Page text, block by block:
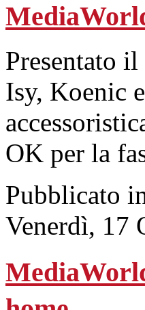
Presentato
Isy, Koenic
OK per la
Pubblicato
Venerdì, 17